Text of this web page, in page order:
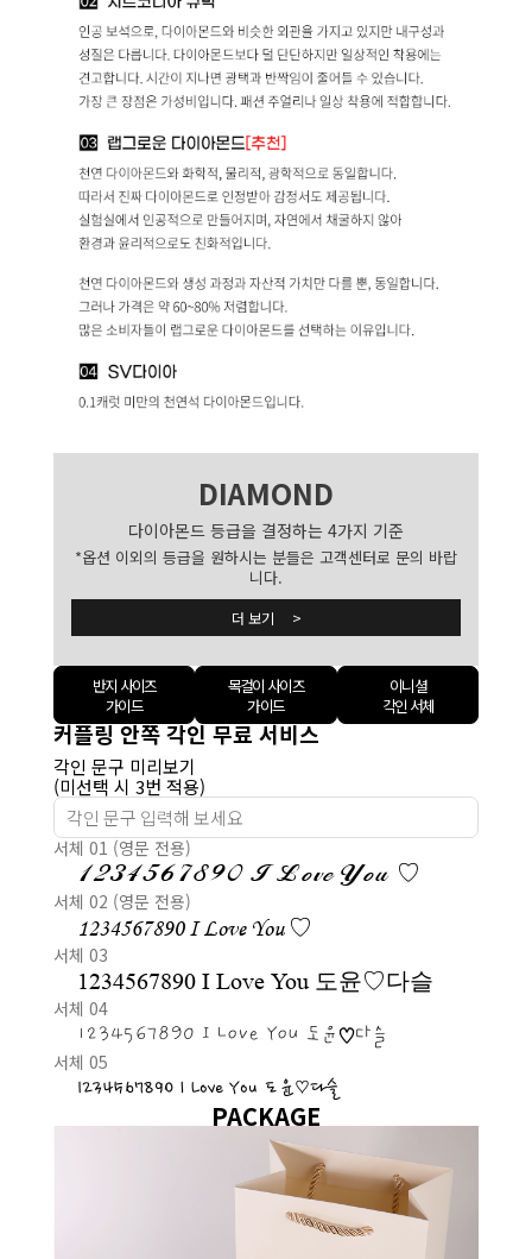
DIAMOND
다이아몬드 등급을 결정하는 4가지 기준
*옵션 이외의 등급을 원하시는 분들은 고객센터로 문의 바랍
니다.
더 보기 >
반지 사이즈
가이드
목걸이 사이즈
가이드
이니셜
각인 서체
커플링 안쪽 각인 무료 서비스
각인 문구 미리보기
(미선택 시 3번 적용)
서체 01 (영문 전용)
1234567890 I Love You ♡
서체 02 (영문 전용)
1234567890 I Love You ♡
서체 03
1234567890 I Love You 도윤♡다슬
서체 04
1234567890 I Love You 도윤♡다슬
서체 05
1234567890 I Love You 도윤♡다슬
PACKAGE